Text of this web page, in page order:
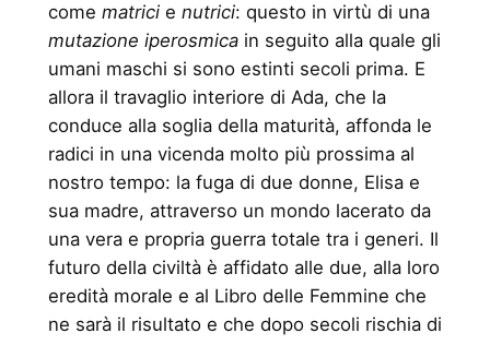
come matricie nutrici: questo in virtù di una
mutazione iperosmicain seguito alla quale gli
umani maschi si sono estinti secoli prima. E
allora il travaglio interiore di Ada, che la
conduce alla soglia della maturità, affonda le
radici in una vicenda molto più prossima al
nostro tempo: la fuga di due donne, Elisa e
sua madre, attraverso un mondo lacerato da
una vera e propria guerra totale tra i generi. Il
futuro della civiltà è affidato alle due, alla loro
eredità morale e al Libro delle Femmine che
ne sarà il risultato e che dopo secoli rischia di